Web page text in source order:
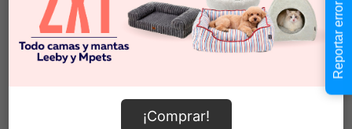
Añadir al carrito
¡Comprar!
Reportar error